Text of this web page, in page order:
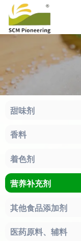
甜味剂
香料
着色剂
营养补充剂
其他食品添加剂
医药原料、辅料